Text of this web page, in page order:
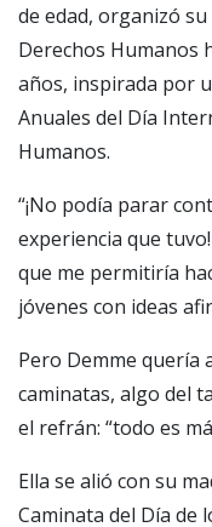
de edad, organizó
Derechos Humanos
años, inspirada por
Anuales del Día
Humanos.
“¡No podía parar
experiencia que
que me permitiría
jóvenes con ideas
Pero Demme quería
caminatas, algo del
el refrán: “todo es
Ella se alió con su
Caminata del Día de